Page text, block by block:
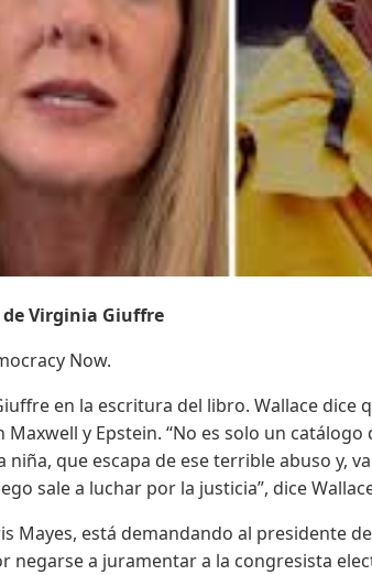
Virginia Giuffre
Now.
en la escritura del libro. Wallace dice
y Epstein. “No es solo un catálogo
que escapa de ese terrible abuso y,
sale a luchar por la justicia”, dice
Mayes, está demandando al presidente
negarse a juramentar a la congresista